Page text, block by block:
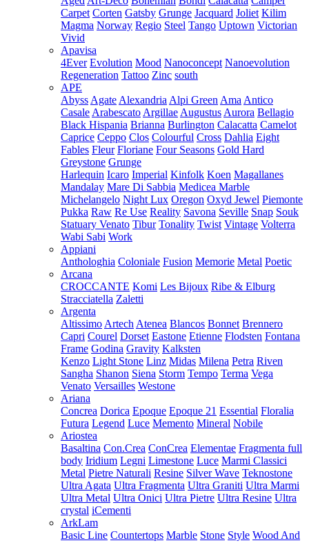
Carpet Corten Gatsby Grunge Jacquard Joliet Kilim
Magma Norway Regio Steel Tango Uptown Victorian
Vivid
Apavisa
4Ever Evolution Mood Nanoconcept Nanoevolution
Regeneration Tattoo Zinc south
APE
Abyss Agate Alexandria Alpi Green Ama Antico
Casale Arabescato Argillae Augustus Aurora Bellagio
Black Hispania Brianna Burlington Calacatta Camelot
Caprice Ceppo Clos Colourful Cross Dahlia Eight
Fables Fleur Floriane Four Seasons Gold Hard
Greystone Grunge
Harlequin Icaro Imperial Kinfolk Koen Magallanes
Mandalay Mare Di Sabbia Medicea Marble
Michelangelo Night Lux Oregon Oxyd Jewel Piemonte
Pukka Raw Re Use Reality Savona Seville Snap Souk
Statuary Venato Tibur Tonality Twist Vintage Volterra
Wabi Sabi Work
Appiani
Anthologhia Coloniale Fusion Memorie Metal Poetic
Arcana
CROCCANTE Komi Les Bijoux Ribe & Elburg
Stracciatella Zaletti
Argenta
Altissimo Artech Atenea Blancos Bonnet Brennero
Capri Courel Dorset Eastone Etienne Flodsten Fontana
Frame Godina Gravity Kalksten
Kenzo Light Stone Linz Midas Milena Petra Riven
Sangha Shanon Siena Storm Tempo Terma Vega
Venato Versailles Westone
Ariana
Concrea Dorica Epoque Epoque 21 Essential Floralia
Futura Legend Luce Memento Mineral Nobile
Ariostea
Basaltina Con.Crea ConCrea Elementae Fragmenta full
body Iridium Legni Limestone Luce Marmi Classici
Metal Pietre Naturali Resine Silver Wave Teknostone
Ultra Agata Ultra Fragmenta Ultra Graniti Ultra Marmi
Ultra Metal Ultra Onici Ultra Pietre Ultra Resine Ultra
crystal iCementi
ArkLam
Basic Line Countertops Marble Stone Style Wood And